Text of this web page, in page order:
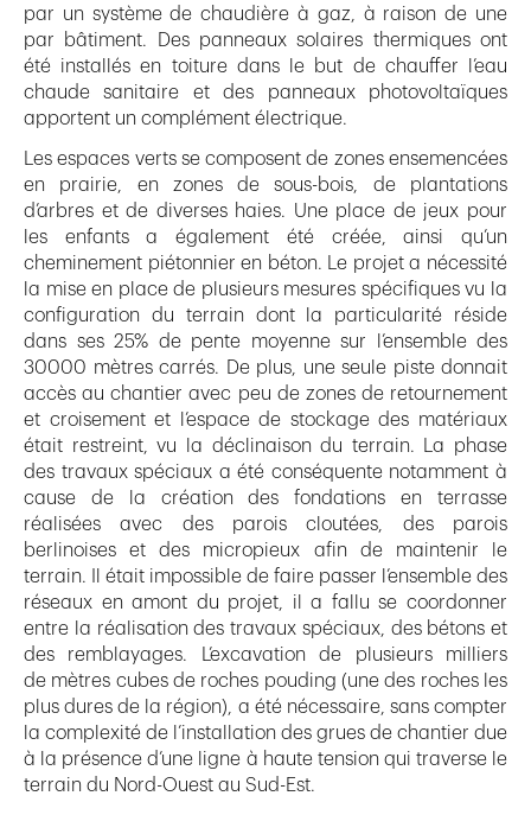
par un système de chaudière à gaz, à raison de une
par bâtiment. Des panneaux solaires thermiques ont
été installés en toiture dans le but de chauffer l’eau
chaude sanitaire et des panneaux photovoltaïques
apportent un complément électrique.
Les espaces verts se composent de zones ensemencées
en prairie, en zones de sous-bois, de plantations
d’arbres et de diverses haies. Une place de jeux pour
les enfants a également été créée, ainsi qu’un
cheminement piétonnier en béton. Le projet a nécessité
la mise en place de plusieurs mesures spécifiques vu la
configuration du terrain dont la particularité réside
dans ses 25% de pente moyenne sur l’ensemble des
30000 mètres carrés. De plus, une seule piste donnait
accès au chantier avec peu de zones de retournement
et croisement et l’espace de stockage des matériaux
était restreint, vu la déclinaison du terrain. La phase
des travaux spéciaux a été conséquente notamment à
cause de la création des fondations en terrasse
réalisées avec des parois cloutées, des parois
berlinoises et des micropieux afin de maintenir le
terrain. Il était impossible de faire passer l’ensemble des
réseaux en amont du projet, il a fallu se coordonner
entre la réalisation des travaux spéciaux, des bétons et
des remblayages. L’excavation de plusieurs milliers
de mètres cubes de roches pouding (une des roches les
plus dures de la région), a été nécessaire, sans compter
la complexité de l’installation des grues de chantier due
à la présence d’une ligne à haute tension qui traverse le
terrain du Nord-Ouest au Sud-Est.